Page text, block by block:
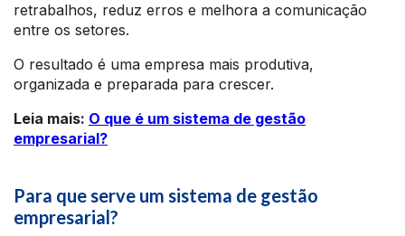
retrabalhos, reduz erros e melhora a comunicação
entre os setores.
O resultado é uma empresa mais produtiva,
organizada e preparada para crescer.
Leia mais: O que é um sistema de gestão
empresarial?
Para que serve um sistema de gestão
empresarial?